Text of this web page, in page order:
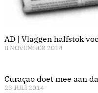
AD | Vlaggen halfstok
8 NOVEMBER 2014
Curaçao doet mee aan
23 JULI 2014